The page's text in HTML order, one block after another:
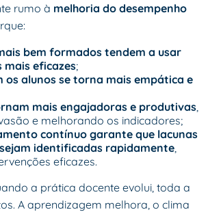
rumo à melhoria do desempenho
bem formados tendem a usar
eficazes;
os alunos se torna mais empática e
mais engajadoras e produtivas
e melhorando os indicadores;
contínuo garante que lacunas
identificadas rapidamente
eficazes.
a prática docente evolui, toda a
A aprendizagem melhora, o clima